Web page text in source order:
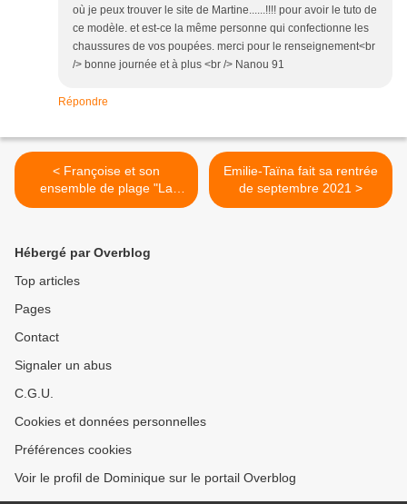
où je peux trouver le site de Martine......!!!! pour avoir le tuto de
ce modèle. et est-ce la même personne qui confectionne les
chaussures de vos poupées. merci pour le renseignement<br
/> bonne journée et à plus <br /> Nanou 91
Répondre
< Françoise et son
ensemble de plage "La
Réunion"
Emilie-Taïna fait sa rentrée
de septembre 2021 >
Hébergé par Overblog
Top articles
Pages
Contact
Signaler un abus
C.G.U.
Cookies et données personnelles
Préférences cookies
Voir le profil de Dominique sur le portail Overblog